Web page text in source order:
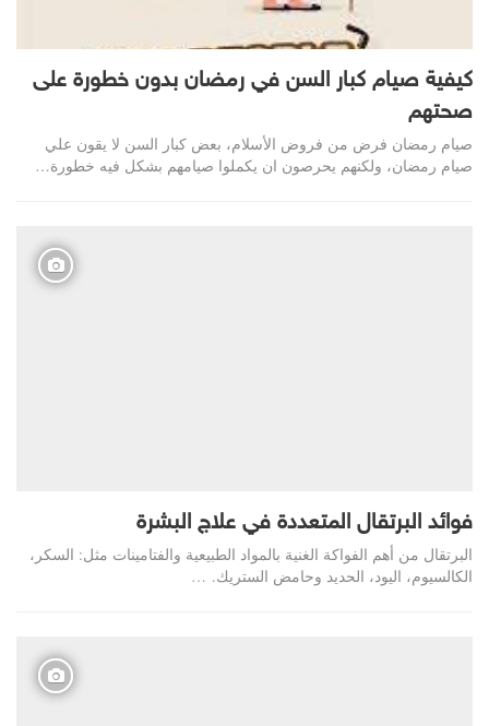
كيفية صيام كبار السن في رمضان بدون خطورة على
صحتهم
صيام رمضان فرض من فروض الأسلام، بعض كبار السن لا يقون علي
صيام رمضان، ولكنهم يحرصون ان يكملوا صيامهم بشكل فيه خطورة…
فوائد البرتقال المتعددة في علاج البشرة
البرتقال من أهم الفواكة الغنية بالمواد الطبيعية والفتامينات مثل: السكر،
الكالسيوم، اليود، الحديد وحامض الستريك. …